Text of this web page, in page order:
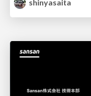
shinyasaita